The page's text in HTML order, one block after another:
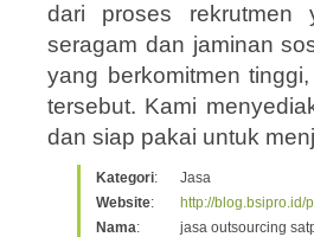
dari proses rekrutmen
seragam dan jaminan
yang berkomitmen
tersebut. Kami
dan siap pakai untuk
Kategori:
Jasa
Website:
http://
Nama:
jasa outsourcing